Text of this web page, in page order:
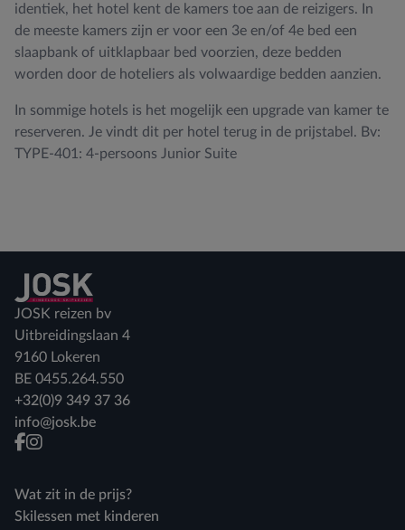
identiek, het hotel kent de kamers toe aan de reizigers. In
de meeste kamers zijn er voor een 3e en/of 4e bed een
slaapbank of uitklapbaar bed voorzien, deze bedden
worden door de hoteliers als volwaardige bedden aanzien.
In sommige hotels is het mogelijk een upgrade van kamer te
reserveren. Je vindt dit per hotel terug in de prijstabel. Bv:
TYPE-401: 4-persoons Junior Suite
Terug naar home
JOSK reizen bv
Uitbreidingslaan 4
9160 Lokeren
BE 0455.264.550
+32(0)9 349 37 36
info@josk.be
facebook
instagram
Wat zit in de prijs?
Skilessen met kinderen